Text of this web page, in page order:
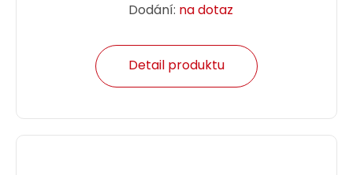
Dodání: na dotaz
Detail produktu